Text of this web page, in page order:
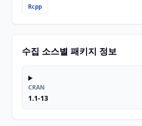
Rcpp
수집 소스별 패키지 정보
CRAN
1.1-13